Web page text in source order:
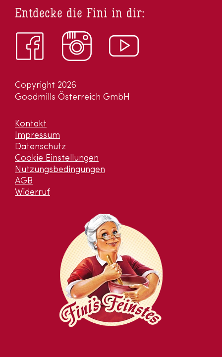
Copyright 2026
Goodmills Österreich GmbH
Kontakt
Impressum
Datenschutz
Cookie Einstellungen
Nutzungsbedingungen
AGB
Widerruf
Entdecke die Fini in dir: